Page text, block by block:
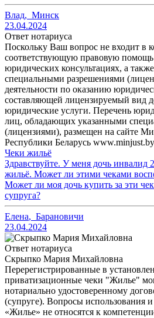
Влад, Минск
23.04.2024
Ответ нотариуса
Поскольку Ваш вопрос не входит в
соответствующую правовую
юридических консультациях, а
специальными разрешениями
деятельности по оказанию
составляющей лицензируемый вид
юридические услуги. Перечень
лиц, обладающих указанными
(лицензиями), размещен на сайте
Республики Беларусь
Чеки жильё
Здравствуйте. У меня дочь инвалид
жильё. Может ли этими чеками
Может ли моя дочь купить за эти
супруга?
Елена, Барановичи
23.04.2024
Ответ нотариуса
Скрыпко Мария Михайловна
Перерегистрированные в
приватизационные чеки "Жилье"
нотариально удостоверенному
(супруге). Вопросы использования
«Жилье» не относятся к